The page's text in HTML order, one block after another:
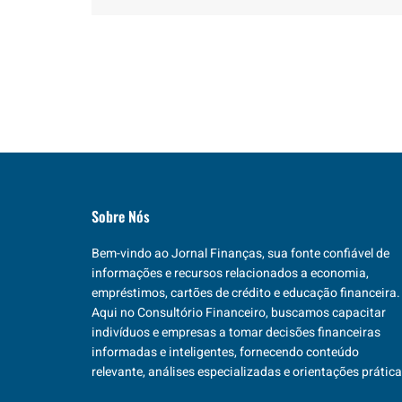
Sobre Nós
Bem-vindo ao Jornal Finanças, sua fonte confiável de
informações e recursos relacionados a economia,
empréstimos, cartões de crédito e educação financeira.
Aqui no Consultório Financeiro, buscamos capacitar
indivíduos e empresas a tomar decisões financeiras
informadas e inteligentes, fornecendo conteúdo
relevante, análises especializadas e orientações